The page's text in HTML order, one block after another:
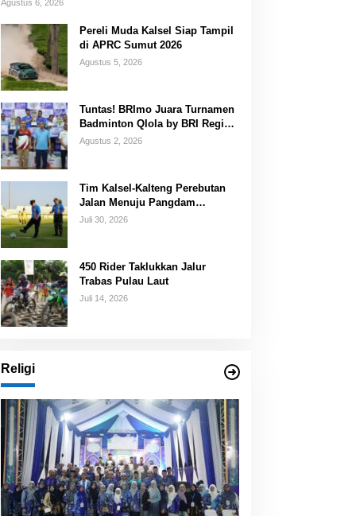
Agustus 6, 2026
Pereli Muda Kalsel Siap Tampil
di APRC Sumut 2026
Agustus 5, 2026
Tuntas! BRImo Juara Turnamen
Badminton Qlola by BRI Region
14 Banjarmasin
Agustus 2, 2026
Tim Kalsel-Kalteng Perebutan
Jalan Menuju Pangdam
XXII/Tambun Bungai Cup
Juli 30, 2026
450 Rider Taklukkan Jalur
Trabas Pulau Laut
Juli 14, 2026
Religi